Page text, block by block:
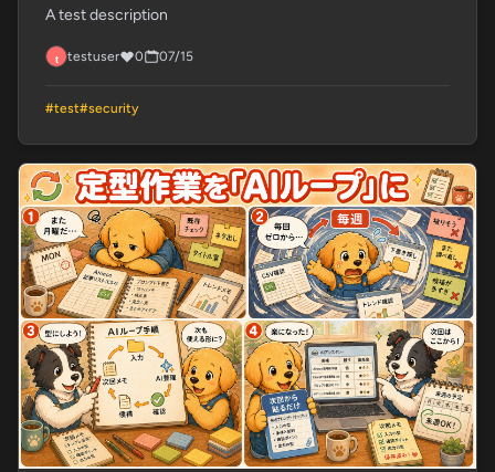
A test description
testuser 0 07/15
#test#security